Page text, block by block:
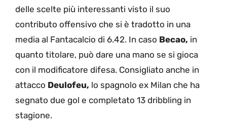
delle scelte più interessanti visto il suo
contributo offensivo che si è tradotto in una
media al Fantacalcio di 6.42. In caso Becao, in
quanto titolare, può dare una mano se si gioca
con il modificatore difesa. Consigliato anche in
attacco Deulofeu, lo spagnolo ex Milan che ha
segnato due gol e completato 13 dribbling in
stagione.